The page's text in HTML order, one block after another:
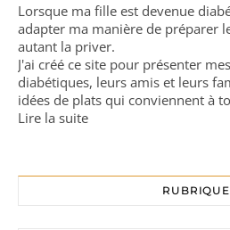
Lorsque ma fille est devenue
adapter ma manière de préparer
autant la priver.
J'ai créé ce site pour présenter
diabétiques, leurs amis et leurs
idées de plats qui conviennent à
Lire la suite